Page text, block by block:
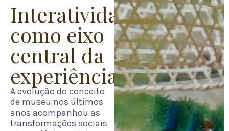
Interatividade
como eixo
central da
experiência
A evolução do conceito
de museu nos últimos
anos acompanhou as
transformações sociais